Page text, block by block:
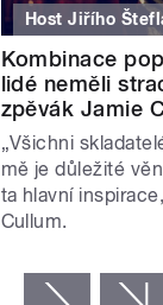
Host Jiřího
Kombinace
lidé neměli
zpěvák Jamie
„Všichni
mě je důležité
ta hlavní
Cullum.